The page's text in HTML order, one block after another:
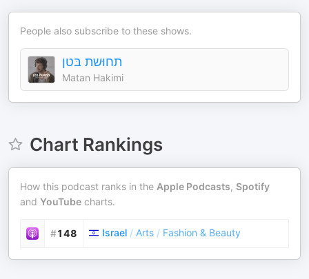
People also subscribe to these shows.
תחוּשת בּטן
Matan Hakimi
Chart Rankings
How this podcast ranks in the Apple Podcasts, Spotify
and YouTube charts.
#148 Israel / Arts / Fashion & Beauty